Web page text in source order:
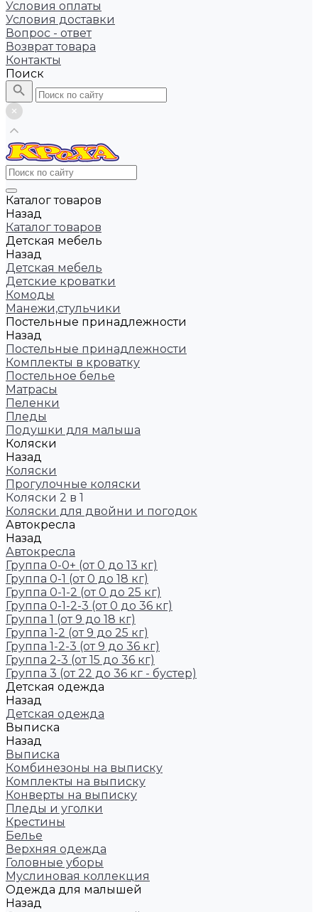
Условия оплаты
Условия доставки
Вопрос - ответ
Возврат товара
Контакты
Поиск
Каталог товаров
Назад
Каталог товаров
Детская мебель
Назад
Детская мебель
Детские кроватки
Комоды
Манежи,стульчики
Постельные принадлежности
Назад
Постельные принадлежности
Комплекты в кроватку
Постельное белье
Матрасы
Пеленки
Пледы
Подушки для малыша
Коляски
Назад
Коляски
Прогулочные коляски
Коляски 2 в 1
Коляски для двойни и погодок
Автокресла
Назад
Автокресла
Группа 0-0+ (от 0 до 13 кг)
Группа 0-1 (от 0 до 18 кг)
Группа 0-1-2 (от 0 до 25 кг)
Группа 0-1-2-3 (от 0 до 36 кг)
Группа 1 (от 9 до 18 кг)
Группа 1-2 (от 9 до 25 кг)
Группа 1-2-3 (от 9 до 36 кг)
Группа 2-3 (от 15 до 36 кг)
Группа 3 (от 22 до 36 кг - бустер)
Детская одежда
Назад
Детская одежда
Выписка
Назад
Выписка
Комбинезоны на выписку
Комплекты на выписку
Конверты на выписку
Пледы и уголки
Крестины
Белье
Верхняя одежда
Головные уборы
Муслиновая коллекция
Одежда для малышей
Назад